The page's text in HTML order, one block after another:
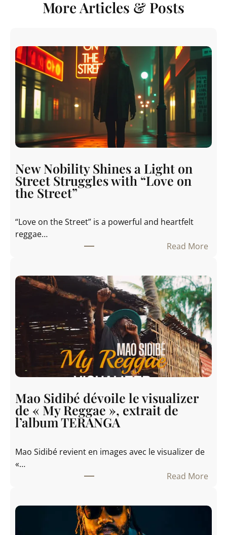
More Articles & Posts
New Nobility Shines a Light on
Street Struggles with “Love on
the Street”
“Love on the Street” is a powerful and heartfelt
reggae…
Read More
e
w
N
o
b
i
l
i
t
a
g
Mao Sidibé dévoile le visualizer
de « My Reggae », extrait de
l’album TERANGA
Mao Sidibé revient en images avec le visualizer de
«…
Read More
a